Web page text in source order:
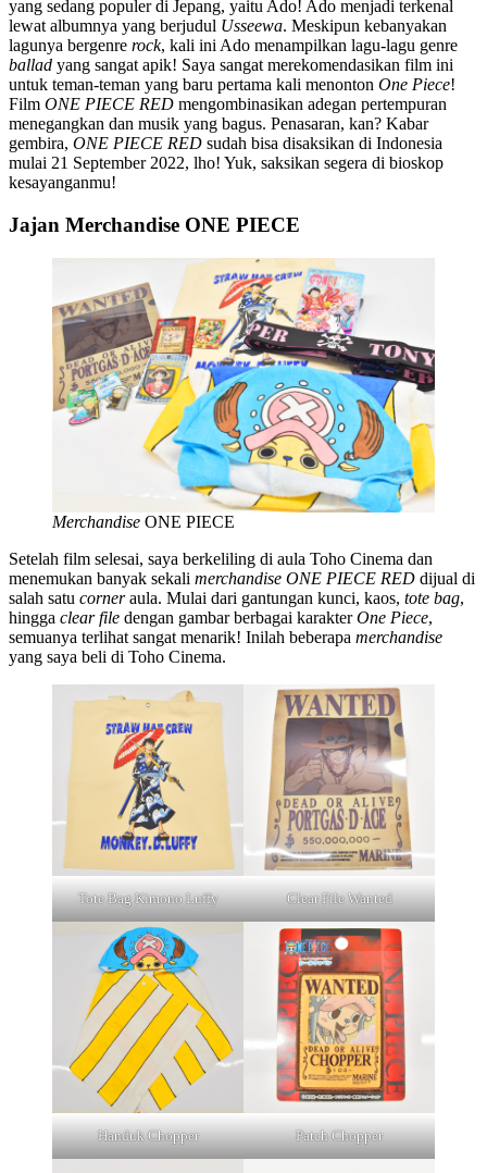
yang sedang populer di Jepang, yaitu Ado! Ado menjadi terkenal
lewat albumnya yang berjudul Usseewa. Meskipun kebanyakan
lagunya bergenre rock, kali ini Ado menampilkan lagu-lagu genre
ballad yang sangat apik! Saya sangat merekomendasikan film ini
untuk teman-teman yang baru pertama kali menonton One Piece!
Film ONE PIECE RED mengombinasikan adegan pertempuran
menegangkan dan musik yang bagus. Penasaran, kan? Kabar
gembira, ONE PIECE RED sudah bisa disaksikan di Indonesia
mulai 21 September 2022, lho! Yuk, saksikan segera di bioskop
kesayanganmu!
Jajan Merchandise ONE PIECE
Merchandise ONE PIECE
Setelah film selesai, saya berkeliling di aula Toho Cinema dan
menemukan banyak sekali merchandise ONE PIECE RED dijual di
salah satu corneraula. Mulai dari gantungan kunci, kaos, tote bag,
hingga clear file dengan gambar berbagai karakterOne Piece,
semuanya terlihat sangat menarik! Inilah beberapa merchandise
yang saya beli di Toho Cinema.
Tote Bag Kimono Luffy Clear File Wanted
Handuk Chopper Patch Chopper